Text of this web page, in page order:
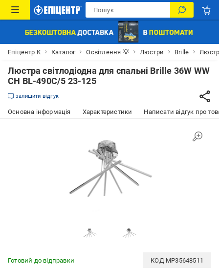
Епіцентр К Каталог Освітлення 💡 Люстри Brille
Люстра світлодіодна для спальні Brille 36W WW
CH BL-490С/5 23-125
залишити відгук
Основна інформація Характеристики Написати відгук про
Готовий до відправки КОД MP35648511